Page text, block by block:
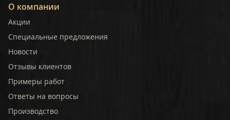
О компании
Акции
Специальные предложения
Новости
Отзывы клиентов
Примеры работ
Ответы на вопросы
Производство